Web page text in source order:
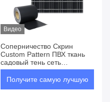
Видео
Соперничество Скрин
Custom Pattern ПВХ ткань
садовый тень сеть
охранный забор лента
Получите самую лучшую